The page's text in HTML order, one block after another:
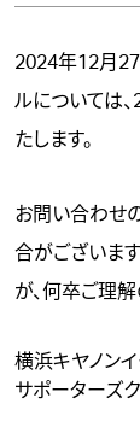
2024年12月27
ルについては
たします。
お問い合わせ
合がございま
が、何卒ご理
横浜キヤノン
サポーターズ